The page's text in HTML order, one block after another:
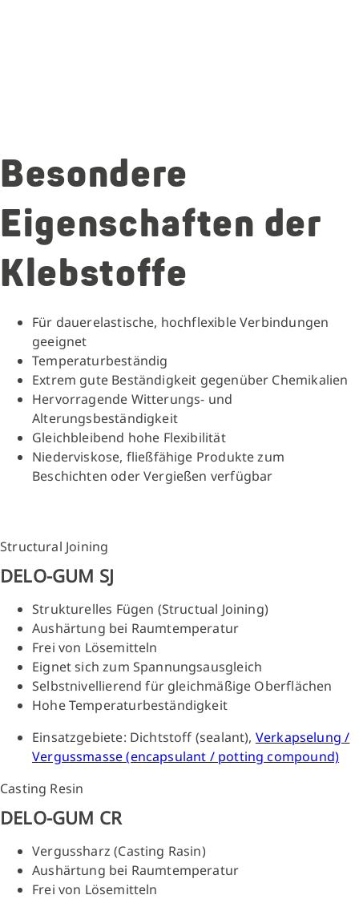
Besondere
Eigenschaften der
Klebstoffe
Für dauerelastische, hochflexible Verbindungen
geeignet
Temperaturbeständig
Extrem gute Beständigkeit gegenüber Chemikalien
Hervorragende Witterungs- und
Alterungsbeständigkeit
Gleichbleibend hohe Flexibilität
Niederviskose, fließfähige Produkte zum
Beschichten oder Vergießen verfügbar
Structural Joining
DELO-GUM SJ
Strukturelles Fügen (Structual Joining)
Aushärtung bei Raumtemperatur
Frei von Lösemitteln
Eignet sich zum Spannungsausgleich
Selbstnivellierend für gleichmäßige Oberflächen
Hohe Temperaturbeständigkeit
Einsatzgebiete: Dichtstoff (sealant), Verkapselung /
Vergussmasse (encapsulant / potting compound)
Casting Resin
DELO-GUM CR
Vergussharz (Casting Rasin)
Aushärtung bei Raumtemperatur
Frei von Lösemitteln